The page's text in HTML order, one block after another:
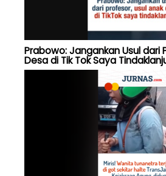
Prabowo: Jangankan Usul dari
Desa di Tik Tok Saya